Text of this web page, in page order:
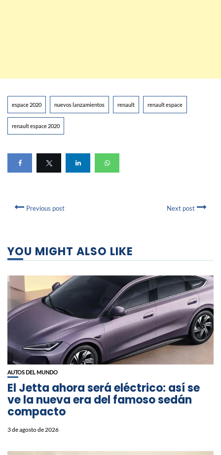
espace 2020 nuevos lanzamientos renault renault espace
renault espace 2020
Previous post Next post
YOU MIGHT ALSO LIKE
AUTOS DEL MUNDO
El Jetta ahora será eléctrico: así se
ve la nueva era del famoso sedán
compacto
3 de agosto de 2026